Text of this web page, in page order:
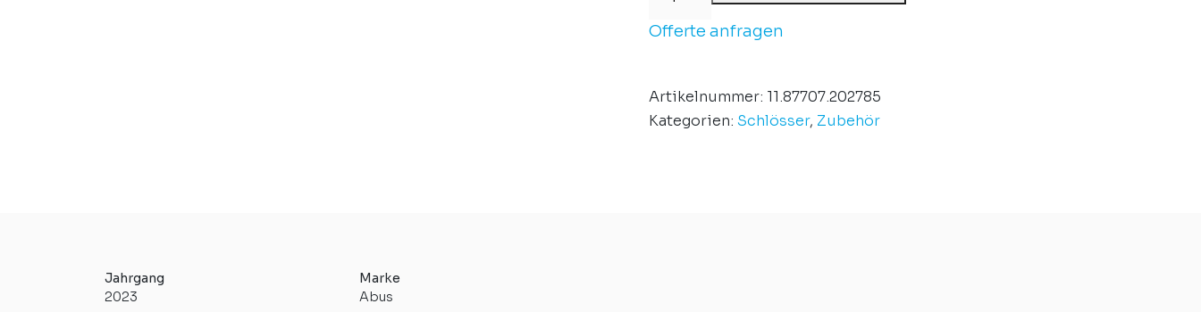
Offerte anfragen
Artikelnummer: 11.87707.202785
Kategorien: Schlösser, Zubehör
Jahrgang
2023
Marke
Abus